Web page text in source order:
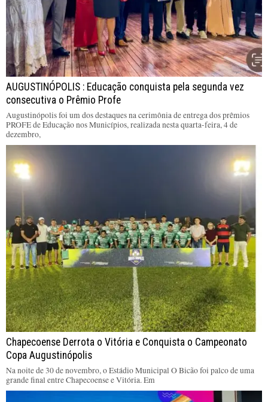
AUGUSTINÓPOLIS : Educação conquista pela segunda vez
consecutiva o Prêmio Profe
Augustinópolis foi um dos destaques na cerimônia de entrega dos prêmios
PROFE de Educação nos Municípios, realizada nesta quarta-feira, 4 de
dezembro,
Chapecoense Derrota o Vitória e Conquista o Campeonato
Copa Augustinópolis
Na noite de 30 de novembro, o Estádio Municipal O Bicão foi palco de uma
grande final entre Chapecoense e Vitória. Em